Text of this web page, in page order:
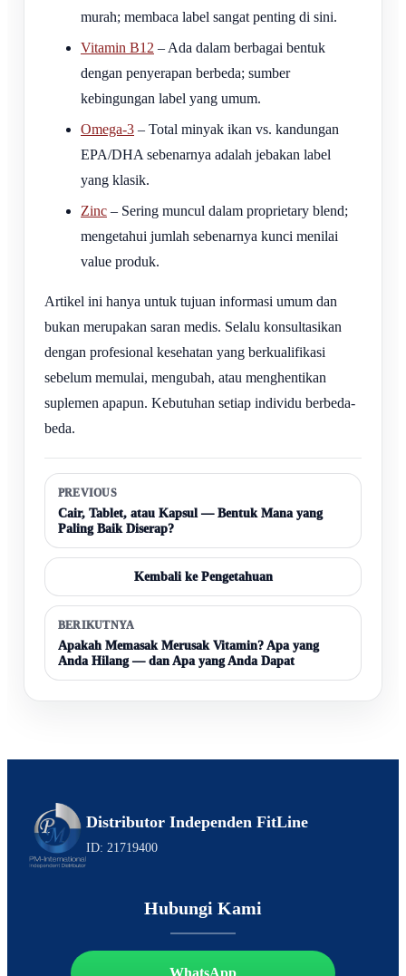
murah; membaca label sangat penting di sini.
Vitamin B12 – Ada dalam berbagai bentuk
dengan penyerapan berbeda; sumber
kebingungan label yang umum.
Omega-3 – Total minyak ikan vs. kandungan
EPA/DHA sebenarnya adalah jebakan label
yang klasik.
Zinc – Sering muncul dalam proprietary blend;
mengetahui jumlah sebenarnya kunci menilai
value produk.
Artikel ini hanya untuk tujuan informasi umum dan
bukan merupakan saran medis. Selalu konsultasikan
dengan profesional kesehatan yang berkualifikasi
sebelum memulai, mengubah, atau menghentikan
suplemen apapun. Kebutuhan setiap individu berbeda-
beda.
PREVIOUS
Cair, Tablet, atau Kapsul — Bentuk Mana yang
Paling Baik Diserap?
Kembali ke Pengetahuan
BERIKUTNYA
Apakah Memasak Merusak Vitamin? Apa yang
Anda Hilang — dan Apa yang Anda Dapat
Distributor Independen FitLine
ID: 21719400
Hubungi Kami
WhatsApp